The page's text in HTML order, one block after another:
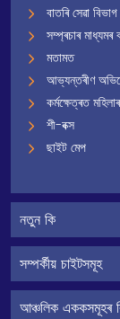
বাতৰি সেৱা বিভাগ
সম্প্ৰচাৰ মাধ্যমৰ
মতামত
আভ্যন্তৰীণ
কৰ্মক্ষেত্ৰত
শী-বক্স
ছাইট মেপ
নতুন কি
সম্পৰ্কীয় চাইটসমূহ
আঞ্চলিক এককসমূহৰ